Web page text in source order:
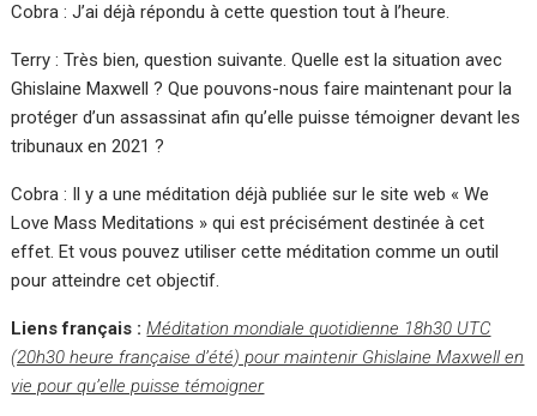
Cobra : J’ai déjà répondu à cette question tout à l’heure.
Terry : Très bien, question suivante. Quelle est la situation avec
Ghislaine Maxwell ? Que pouvons-nous faire maintenant pour la
protéger d’un assassinat afin qu’elle puisse témoigner devant les
tribunaux en 2021 ?
Cobra : Il y a une méditation déjà publiée sur le site web « We
Love Mass Meditations » qui est précisément destinée à cet
effet. Et vous pouvez utiliser cette méditation comme un outil
pour atteindre cet objectif.
Liens français : Méditation mondiale quotidienne 18h30 UTC
(20h30 heure française d’été) pour maintenir Ghislaine Maxwell en
vie pour qu’elle puisse témoigner